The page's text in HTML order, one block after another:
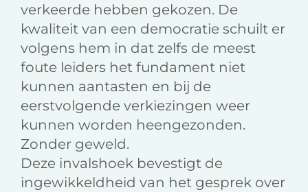
verkeerde hebben gekozen. De
kwaliteit van een democratie schuilt er
volgens hem in dat zelfs de meest
foute leiders het fundament niet
kunnen aantasten en bij de
eerstvolgende verkiezingen weer
kunnen worden heengezonden.
Zonder geweld.
Deze invalshoek bevestigt de
ingewikkeldheid van het gesprek over